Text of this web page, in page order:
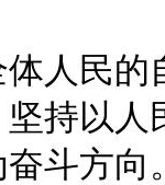
民的自
持以
斗方